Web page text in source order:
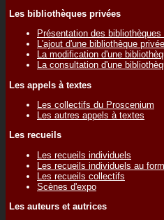
Les bibliothèques privées
Présentation des bibliothèques
L'ajout d'une bibliothèque privée
La modification d'une
La consultation d'une
Les appels à textes
Les collectifs du Proscenium
Les autres appels à textes
Les recueils
Les recueils individuels
Les recueils individuels au
Les recueils collectifs
Scènes d'expo
Les auteurs et autrices